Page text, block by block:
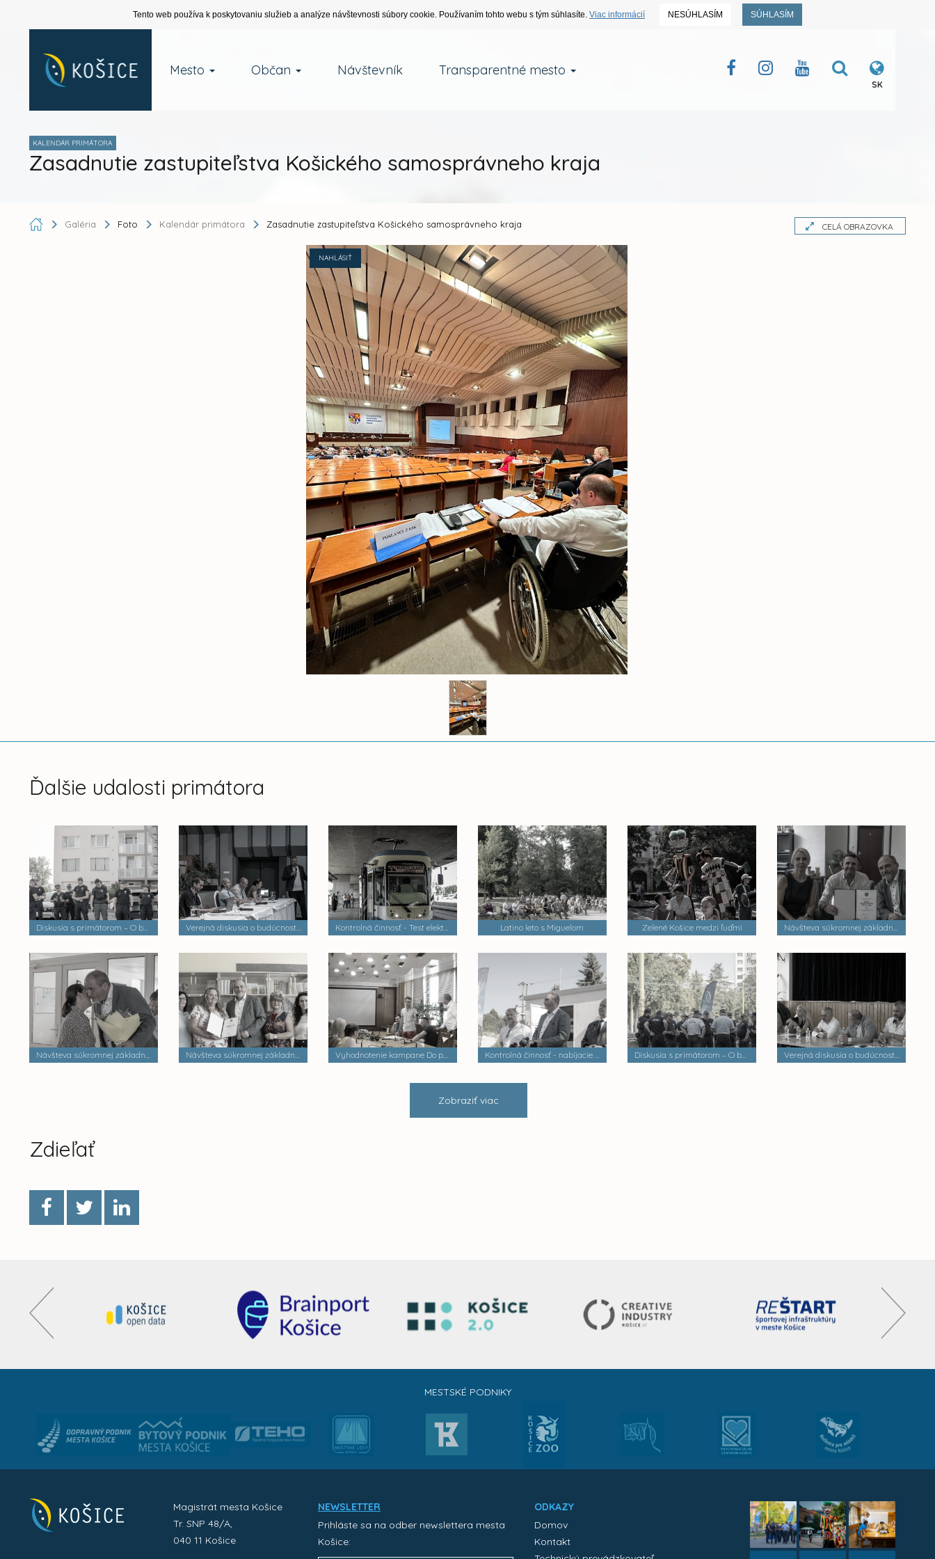
Tento web používa k poskytovaniu služieb a analýze návštevnosti súbory cookie. Používaním tohto webu s tým súhlasíte. Viac informácií NESÚHLASÍM SÚHLASÍM
Mesto Občan Návštevník Transparentné mesto
SK
KALENDÁR PRIMÁTORA
Zasadnutie zastupiteľstva Košického samosprávneho kraja
Galéria Foto Kalendár primátora Zasadnutie zastupiteľstva Košického samosprávneho kraja CELÁ OBRAZOVKA
NAHLÁSIŤ
Ďalšie udalosti primátora
Diskusia s primátorom – O bezpečnosti a verejnom poriadku Verejná diskusia o budúcnosti mestských častí Kontrolná činnosť - Test električiek a trate MET 2 Latino leto s Miguelom Zelené Košice medzi ľuďmi Návšteva súkromnej základnej umeleckej školy Zádielska
Návšteva súkromnej základnej školy Dobrá škola n.o. Návšteva súkromnej základnej školy Palackého Vyhodnotenie kampane Do práce na bicykli Kontrolná činnosť - nabíjacie stanice elektrobusov Diskusia s primátorom – O bezpečnosti a verejnom poriadku Verejná diskusia o budúcnosti mestských častí
Zobraziť viac
Zdieľať
MESTSKÉ PODNIKY
Magistrát mesta Košice
Tr. SNP 48/A,
040 11 Košice
NEWSLETTER
Prihláste sa na odber newslettera mesta
Košice:
ODKAZY
Domov
Kontakt